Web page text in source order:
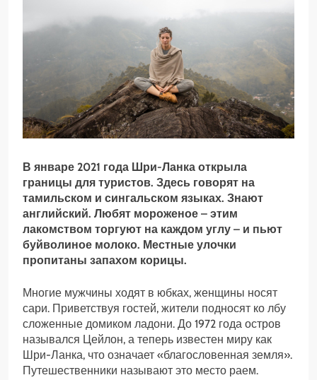
В январе 2021 года Шри-Ланка открыла
границы для туристов. Здесь говорят на
тамильском и сингальском языках. Знают
английский. Любят мороженое – этим
лакомством торгуют на каждом углу – и пьют
буйволиное молоко. Местные улочки
пропитаны запахом корицы.
Многие мужчины ходят в юбках, женщины носят
сари. Приветствуя гостей, жители подносят ко лбу
сложенные домиком ладони. До 1972 года остров
назывался Цейлон, а теперь известен миру как
Шри-Ланка, что означает «благословенная земля».
Путешественники называют это место раем.